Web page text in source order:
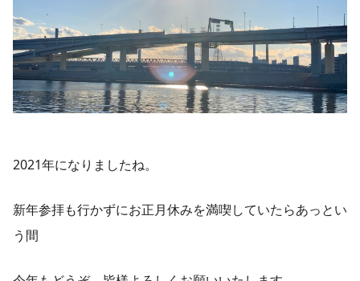
2021年になりましたね。
新年参拝も行かずにお正月休みを満喫していたらあっとい
う間